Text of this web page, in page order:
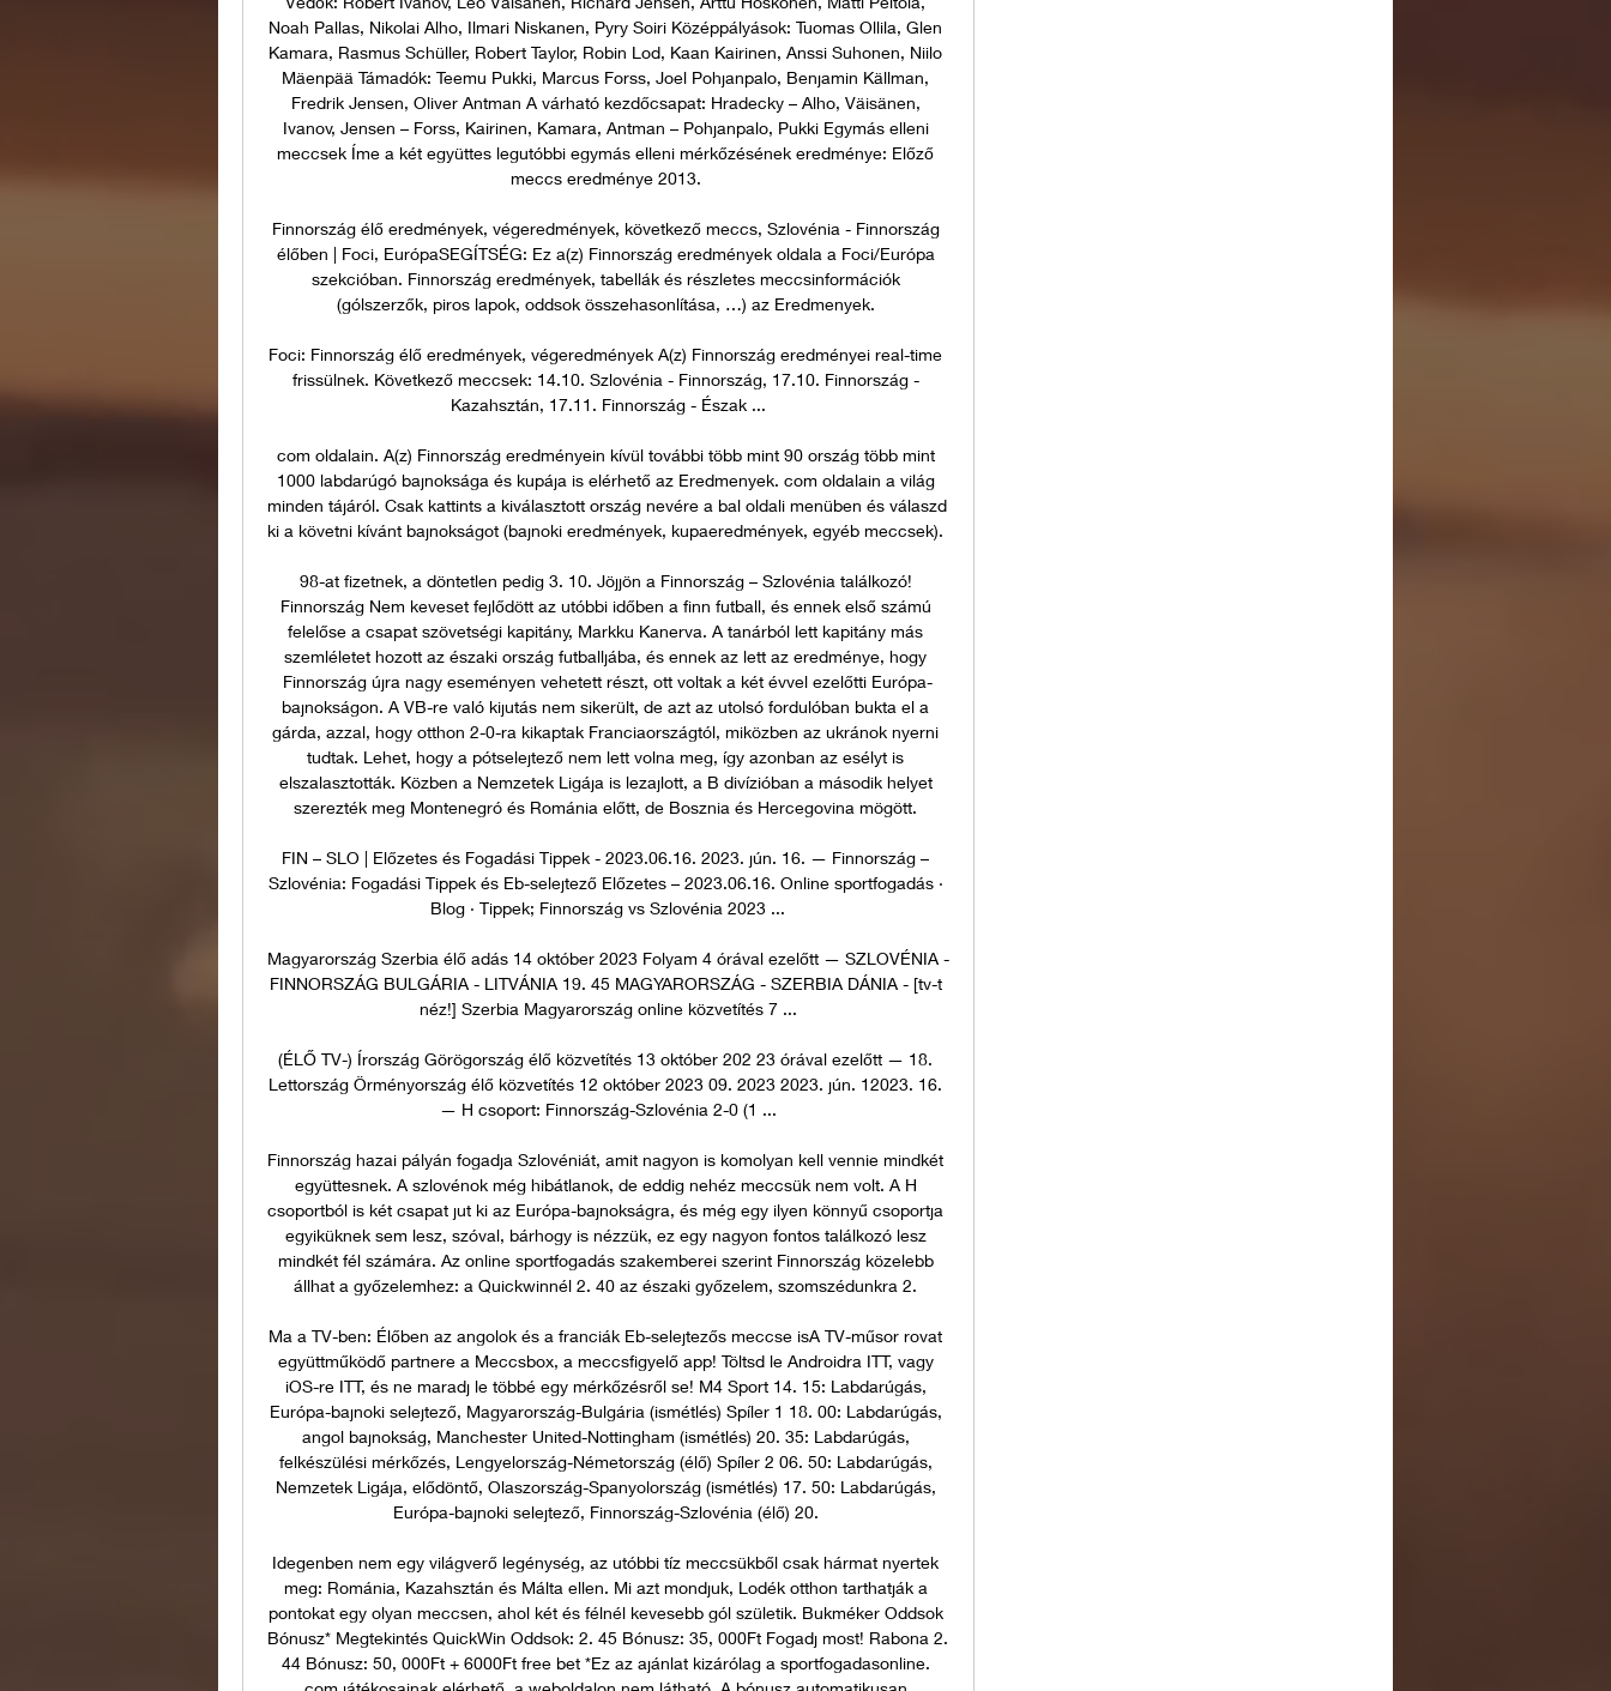
Noah Pallas, Nikolai Alho, Ilmari Niskanen, Pyry Soiri Középpályások: Tuomas Ollila, Glen
Kamara, Rasmus Schüller, Robert Taylor, Robin Lod, Kaan Kairinen, Anssi Suhonen, Niilo
Mäenpää Támadók: Teemu Pukki, Marcus Forss, Joel Pohjanpalo, Benjamin Källman,
Fredrik Jensen, Oliver Antman A várható kezdőcsapat: Hradecky – Alho, Väisänen,
Ivanov, Jensen – Forss, Kairinen, Kamara, Antman – Pohjanpalo, Pukki Egymás elleni
meccsek Íme a két együttes legutóbbi egymás elleni mérkőzésének eredménye: Előző
meccs eredménye 2013.
Finnország élő eredmények, végeredmények, következő meccs, Szlovénia - Finnország
élőben | Foci, EurópaSEGÍTSÉG: Ez a(z) Finnország eredmények oldala a Foci/Európa
szekcióban. Finnország eredmények, tabellák és részletes meccsinformációk
(gólszerzők, piros lapok, oddsok összehasonlítása, …) az Eredmenyek.
Foci: Finnország élő eredmények, végeredmények A(z) Finnország eredményei real-time
frissülnek. Következő meccsek: 14.10. Szlovénia - Finnország, 17.10. Finnország -
Kazahsztán, 17.11. Finnország - Észak ...
com oldalain. A(z) Finnország eredményein kívül további több mint 90 ország több mint
1000 labdarúgó bajnoksága és kupája is elérhető az Eredmenyek. com oldalain a világ
minden tájáról. Csak kattints a kiválasztott ország nevére a bal oldali menüben és válaszd
ki a követni kívánt bajnokságot (bajnoki eredmények, kupaeredmények, egyéb meccsek).
98-at fizetnek, a döntetlen pedig 3. 10. Jöjjön a Finnország – Szlovénia találkozó!
Finnország Nem keveset fejlődött az utóbbi időben a finn futball, és ennek első számú
felelőse a csapat szövetségi kapitány, Markku Kanerva. A tanárból lett kapitány más
szemléletet hozott az északi ország futballjába, és ennek az lett az eredménye, hogy
Finnország újra nagy eseményen vehetett részt, ott voltak a két évvel ezelőtti Európa-
bajnokságon. A VB-re való kijutás nem sikerült, de azt az utolsó fordulóban bukta el a
gárda, azzal, hogy otthon 2-0-ra kikaptak Franciaországtól, miközben az ukránok nyerni
tudtak. Lehet, hogy a pótselejtező nem lett volna meg, így azonban az esélyt is
elszalasztották. Közben a Nemzetek Ligája is lezajlott, a B divízióban a második helyet
szerezték meg Montenegró és Románia előtt, de Bosznia és Hercegovina mögött.
FIN – SLO | Előzetes és Fogadási Tippek - 2023.06.16. 2023. jún. 16. — Finnország –
Szlovénia: Fogadási Tippek és Eb-selejtező Előzetes – 2023.06.16. Online sportfogadás ·
Blog · Tippek; Finnország vs Szlovénia 2023 ...
Magyarország Szerbia élő adás 14 október 2023 Folyam 4 órával ezelőtt — SZLOVÉNIA -
FINNORSZÁG BULGÁRIA - LITVÁNIA 19. 45 MAGYARORSZÁG - SZERBIA DÁNIA - [tv-t
néz!] Szerbia Magyarország online közvetítés 7 ...
(ÉLŐ TV-) Írország Görögország élő közvetítés 13 október 202 23 órával ezelőtt — 18.
Lettország Örményország élő közvetítés 12 október 2023 09. 2023 2023. jún. 12023. 16.
— H csoport: Finnország-Szlovénia 2-0 (1 ...
Finnország hazai pályán fogadja Szlovéniát, amit nagyon is komolyan kell vennie mindkét
együttesnek. A szlovénok még hibátlanok, de eddig nehéz meccsük nem volt. A H
csoportból is két csapat jut ki az Európa-bajnokságra, és még egy ilyen könnyű csoportja
egyiküknek sem lesz, szóval, bárhogy is nézzük, ez egy nagyon fontos találkozó lesz
mindkét fél számára. Az online sportfogadás szakemberei szerint Finnország közelebb
állhat a győzelemhez: a Quickwinnél 2. 40 az északi győzelem, szomszédunkra 2.
Ma a TV-ben: Élőben az angolok és a franciák Eb-selejtezős meccse isA TV-műsor rovat
együttműködő partnere a Meccsbox, a meccsfigyelő app! Töltsd le Androidra ITT, vagy
iOS-re ITT, és ne maradj le többé egy mérkőzésről se! M4 Sport 14. 15: Labdarúgás,
Európa-bajnoki selejtező, Magyarország-Bulgária (ismétlés) Spíler 1 18. 00: Labdarúgás,
angol bajnokság, Manchester United-Nottingham (ismétlés) 20. 35: Labdarúgás,
felkészülési mérkőzés, Lengyelország-Németország (élő) Spíler 2 06. 50: Labdarúgás,
Nemzetek Ligája, elődöntő, Olaszország-Spanyolország (ismétlés) 17. 50: Labdarúgás,
Európa-bajnoki selejtező, Finnország-Szlovénia (élő) 20.
Idegenben nem egy világverő legénység, az utóbbi tíz meccsükből csak hármat nyertek
meg: Románia, Kazahsztán és Málta ellen. Mi azt mondjuk, Lodék otthon tarthatják a
pontokat egy olyan meccsen, ahol két és félnél kevesebb gól születik. Bukméker Oddsok
Bónusz* Megtekintés QuickWin Oddsok: 2. 45 Bónusz: 35, 000Ft Fogadj most! Rabona 2.
44 Bónusz: 50, 000Ft + 6000Ft free bet *Ez az ajánlat kizárólag a sportfogadasonline.